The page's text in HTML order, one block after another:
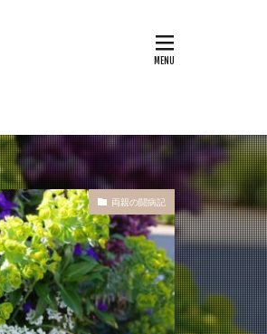
両親の闘病記